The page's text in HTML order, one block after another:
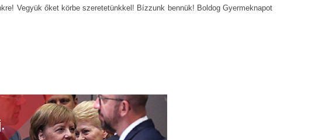
Vegyük őket körbe szeretetünkkel! Bízzunk bennük! Boldog Gyermeknapot